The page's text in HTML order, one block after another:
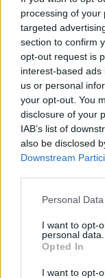
processing of your
targeted
section to confirm
opt-out request is
interest-based
us or personal
your opt-out. You
disclosure of your
IAB’s list of
also be disclosed
Downstream
Please note that
not limited to your
grant or deny
use your data for
consent section.
Personal
I want to opt-
personal data.
Opted In
I want to opt-
FLASH